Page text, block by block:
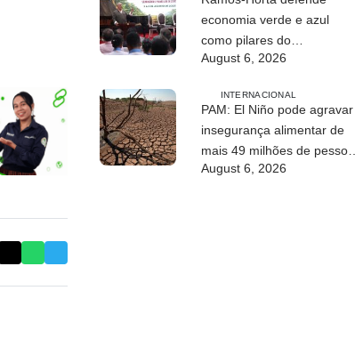
economia verde e azul
como pilares do
desenvolvimento
August 6, 2026
INTERNACIONAL
PAM: El Niño pode agravar
insegurança alimentar de
mais 49 milhões de pessoas
até 2027
August 6, 2026